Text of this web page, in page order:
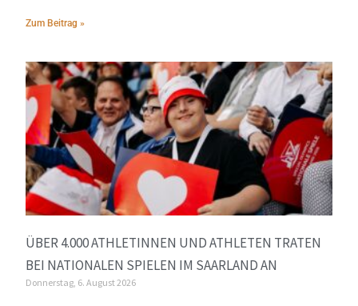
Zum Beitrag »
ÜBER 4.000 ATHLETINNEN UND ATHLETEN TRATEN
BEI NATIONALEN SPIELEN IM SAARLAND AN
Donnerstag, 6. August 2026